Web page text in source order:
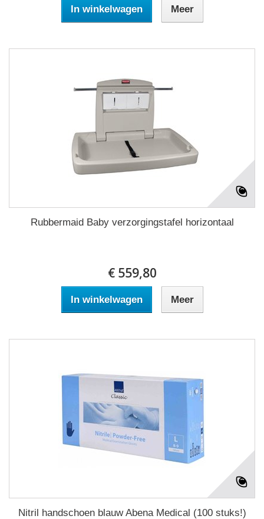
In winkelwagen Meer
Rubbermaid Baby verzorgingstafel horizontaal
€ 559,80
In winkelwagen Meer
Nitril handschoen blauw Abena Medical (100 stuks!)